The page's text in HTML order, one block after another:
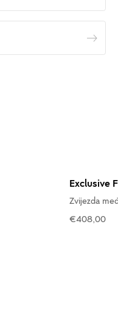
Exclusive
Zvijezda
€408,00